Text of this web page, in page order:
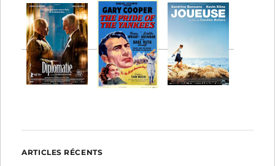
ARTICLES RÉCENTS